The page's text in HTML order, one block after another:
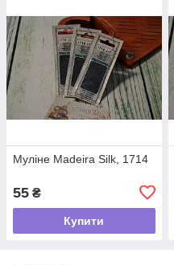
Муліне Madeira Silk, 1714
55 ₴
Купити